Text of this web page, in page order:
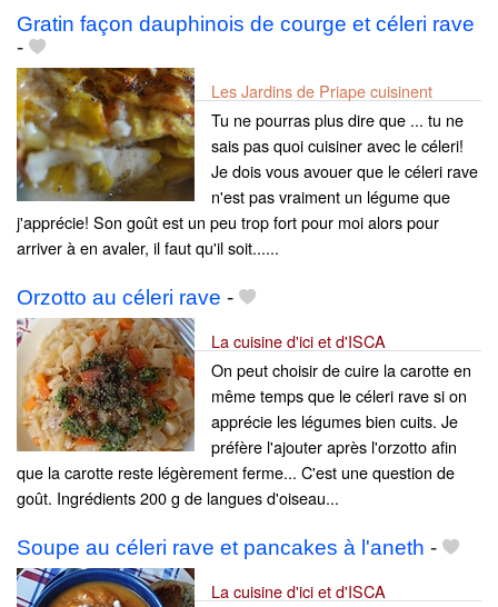
Gratin façon dauphinois de courge et céleri rave
-
Les Jardins de Priape cuisinent
Tu ne pourras plus dire que ... tu ne
sais pas quoi cuisiner avec le céleri!
Je dois vous avouer que le céleri rave
n'est pas vraiment un légume que
j'apprécie! Son goût est un peu trop fort pour moi alors pour
arriver à en avaler, il faut qu'il soit......
Orzotto au céleri rave -
La cuisine d'ici et d'ISCA
On peut choisir de cuire la carotte en
même temps que le céleri rave si on
apprécie les légumes bien cuits. Je
préfère l'ajouter après l'orzotto afin
que la carotte reste légèrement ferme... C'est une question de
goût. Ingrédients 200 g de langues d'oiseau...
Soupe au céleri rave et pancakes à l'aneth -
La cuisine d'ici et d'ISCA